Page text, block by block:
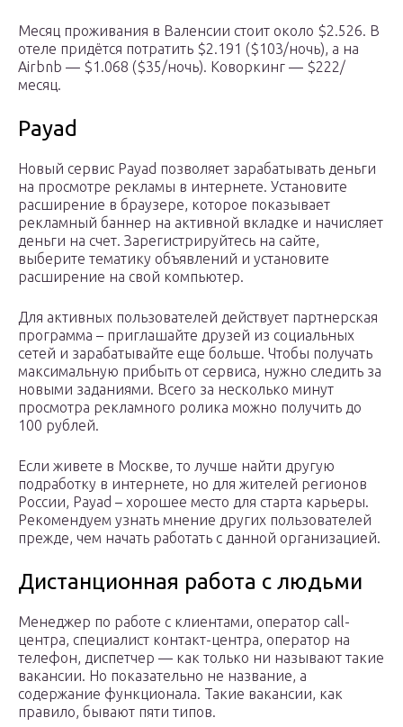
Месяц проживания в Валенсии стоит около $2.526. В
отеле придётся потратить $2.191 ($103/ночь), а на
Airbnb — $1.068 ($35/ночь). Коворкинг — $222/
месяц.
Payad
Новый сервис Payad позволяет зарабатывать деньги
на просмотре рекламы в интернете. Установите
расширение в браузере, которое показывает
рекламный баннер на активной вкладке и начисляет
деньги на счет. Зарегистрируйтесь на сайте,
выберите тематику объявлений и установите
расширение на свой компьютер.
Для активных пользователей действует партнерская
программа – приглашайте друзей из социальных
сетей и зарабатывайте еще больше. Чтобы получать
максимальную прибыть от сервиса, нужно следить за
новыми заданиями. Всего за несколько минут
просмотра рекламного ролика можно получить до
100 рублей.
Если живете в Москве, то лучше найти другую
подработку в интернете, но для жителей регионов
России, Payad – хорошее место для старта карьеры.
Рекомендуем узнать мнение других пользователей
прежде, чем начать работать с данной организацией.
Дистанционная работа с людьми
Менеджер по работе с клиентами, оператор call-
центра, специалист контакт-центра, оператор на
телефон, диспетчер — как только ни называют такие
вакансии. Но показательно не название, а
содержание функционала. Такие вакансии, как
правило, бывают пяти типов.